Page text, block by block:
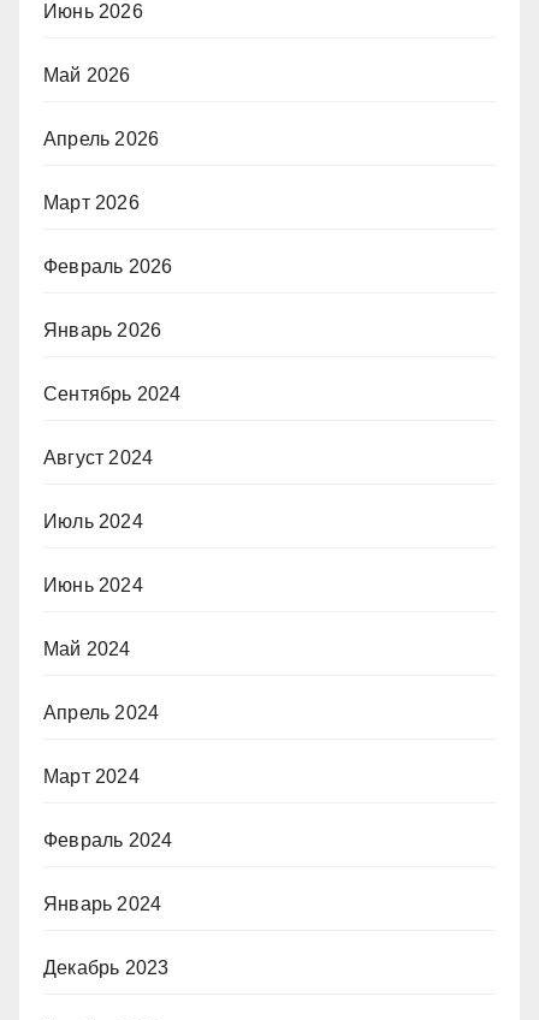
Июнь 2026
Май 2026
Апрель 2026
Март 2026
Февраль 2026
Январь 2026
Сентябрь 2024
Август 2024
Июль 2024
Июнь 2024
Май 2024
Апрель 2024
Март 2024
Февраль 2024
Январь 2024
Декабрь 2023